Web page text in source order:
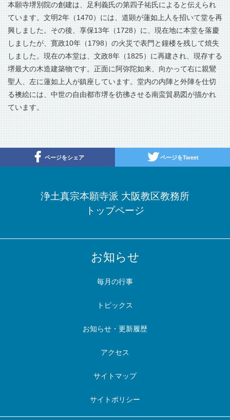
本願寺堺別院の創建は、足利義氏の第四子祐氏によると伝えられ
ています。文明2年（1470）には、道顕が蓮如上人を招いて堂を再
興しました。その後、享保13年（1728）に、現在地に本堂を落慶
しましたが、寛政10年（1798）の火災で表門と鐘楼を残して焼失
しました。現在の本堂は、文政8年（1825）に再建され、現存する
堺最大の木造建築物です。正面に阿弥陀如来、向かって右に親鸞
聖人、左に蓮如上人が鎮座しています。堂内の内陣と外陣を仕切
る襖絵には、中世の自由都市堺を彷彿させる南蛮貿易図が描かれ
ています。
ページをシェア ページをTweet
浄土真宗本願寺派 大阪教区教務所
トップページ
お知らせ
毎月の行事
トピックス
お知らせ・更新履歴
アクセス
サイトマップ
サイトポリシー